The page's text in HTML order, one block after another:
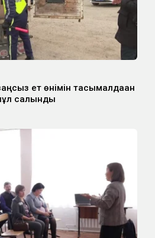
ет өнімін тасымалдаған
салынды